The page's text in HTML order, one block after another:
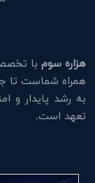
هزاره سوم با
همراه شماست تا
به رشد پایدار و
تعهد است.